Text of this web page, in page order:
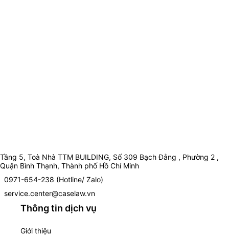
Tầng 5, Toà Nhà TTM BUILDING, Số 309 Bạch Đằng , Phường 2 ,
Quận Bình Thạnh, Thành phố Hồ Chí Minh
0971-654-238 (Hotline/ Zalo)
service.center@caselaw.vn
Thông tin dịch vụ
Giới thiệu